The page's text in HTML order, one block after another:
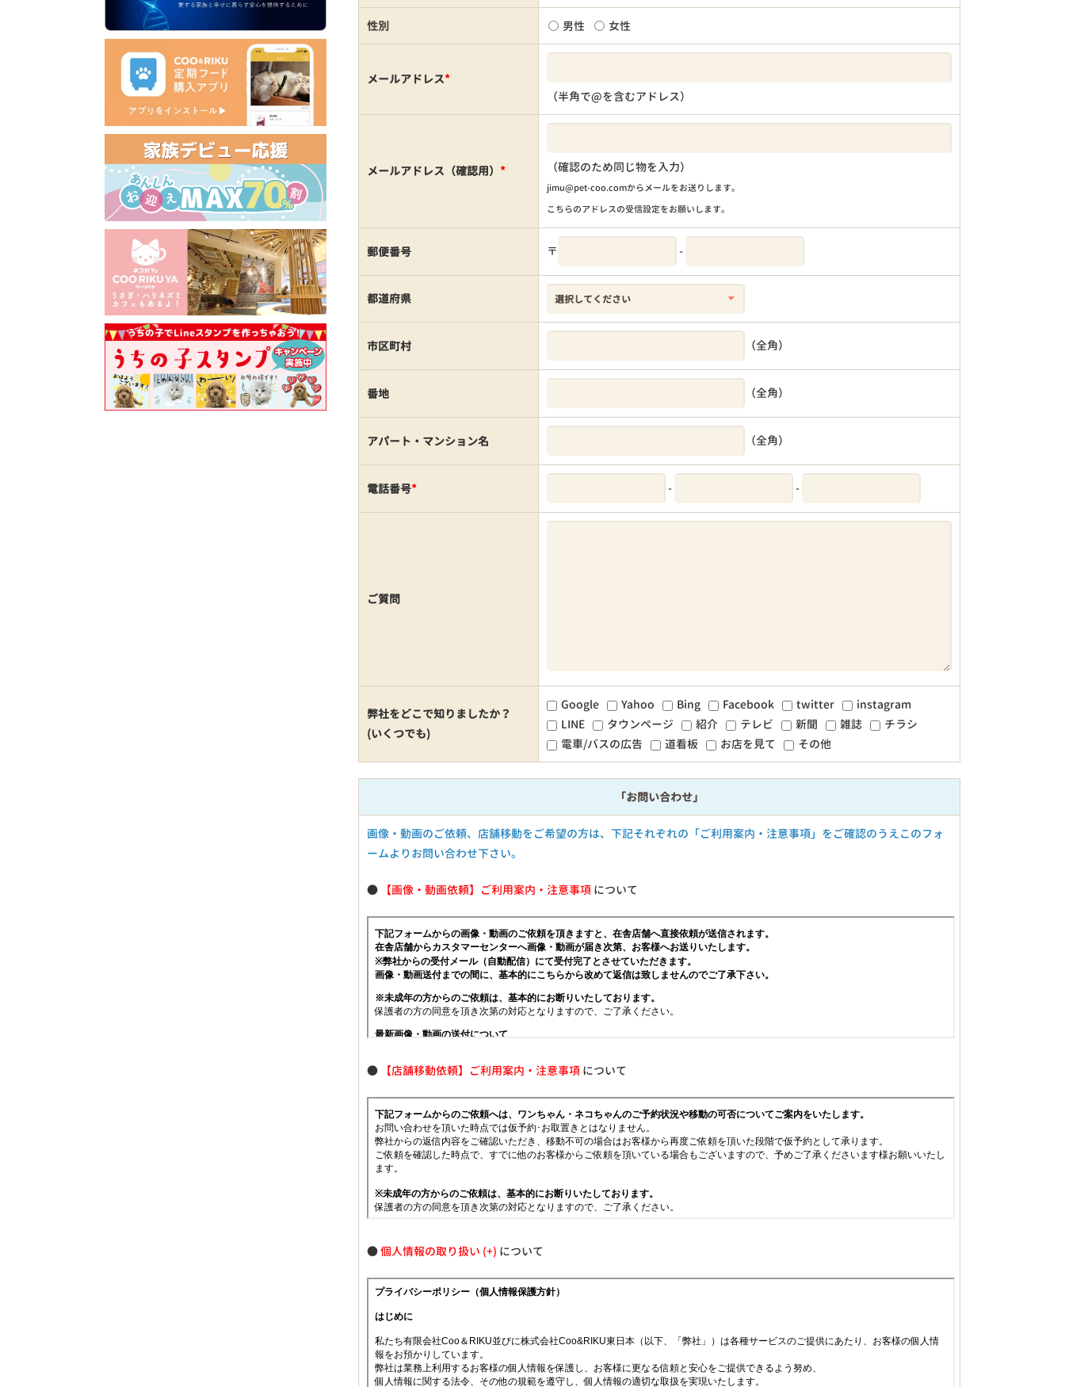
性別 男性 女性
メールアドレス*
（半角で@を含むアドレス）
メールアドレス（確認用） * （確認のため同じ物を入力）
jimu@pet-coo.comからメールをお送りします。
こちらのアドレスの受信設定をお願いします。
郵便番号 〒 -
都道府県
市区町村 （全角）
番地 （全角）
アパート・マンション名 （全角）
電話番号* - -
ご質問
弊社をどこで知りましたか？
(いくつでも)
Google Yahoo Bing Facebook twitter
instagram
LINE
タウンページ 紹介 テレビ 新聞 雑誌
チラシ
電車/バスの広告
道看板 お店を見て その他
「お問い合わせ」
画像・動画のご依頼、店舗移動をご希望の方は、下記それぞれの「ご利用案内・注意事項」をご確認のうえこのフォ
ームよりお問い合わせ下さい。
● 【画像・動画依頼】ご利用案内・注意事項 について
● 【店舗移動依頼】ご利用案内・注意事項 について
●個人情報の取り扱い について